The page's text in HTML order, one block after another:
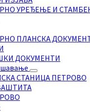
УРЕЂЕЊЕ И
ПЛАНСКА
ДОКУМЕНТИ
СТАНИЦА ПЕТРОВО